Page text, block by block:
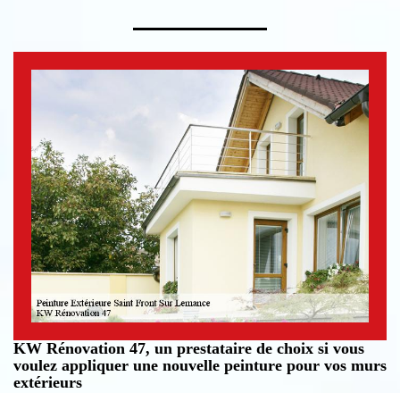
KW Rénovation 47, un prestataire de choix si vous
voulez appliquer une nouvelle peinture pour vos murs
extérieurs